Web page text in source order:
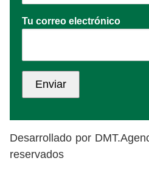
Tu correo electrónico
Desarrollado por
reservados